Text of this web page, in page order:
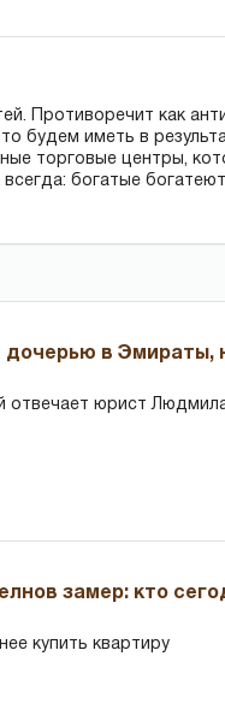
Противоречит как
будем иметь в
торговые центры,
богатые
дочерью в
отвечает юрист
замер: кто
купить квартиру